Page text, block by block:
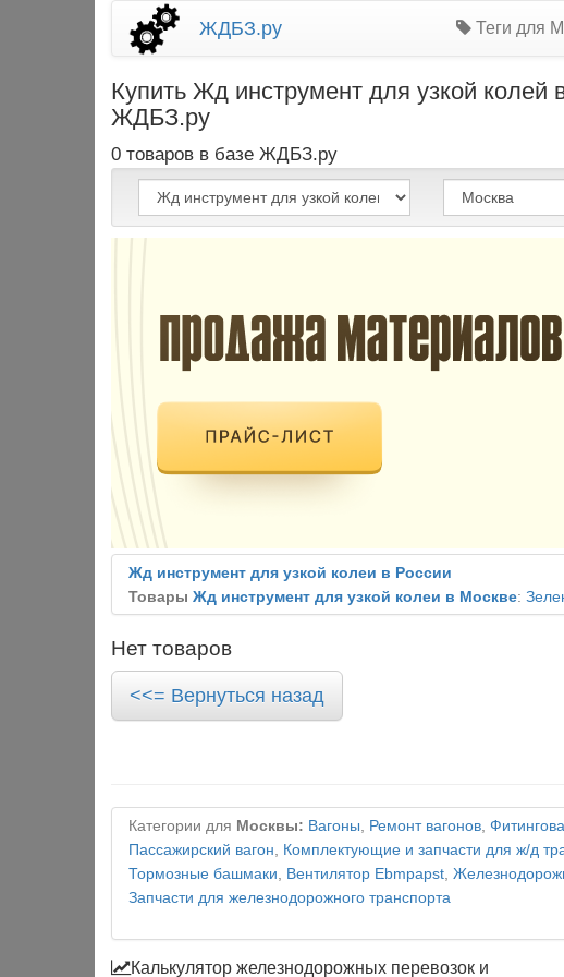
ЖДБЗ.ру Теги для
Купить Жд инструмент для узкой
ЖДБЗ.ру
0 товаров в базе ЖДБЗ.ру
Жд инструмент для узкой колеи в России
Товары Жд инструмент для узкой колеи в Москве:
Нет товаров
<<= Вернуться назад
Категории для Москвы: Вагоны, Ремонт вагонов,
Пассажирский вагон, Комплектующие и запчасти для ж/д
Тормозные башмаки, Вентилятор Ebmpapst,
Запчасти для железнодорожного транспорта
Калькулятор железнодорожных перевозок и